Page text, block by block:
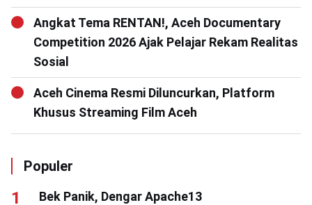
Angkat Tema RENTAN!, Aceh Documentary
Competition 2026 Ajak Pelajar Rekam Realitas
Sosial
Aceh Cinema Resmi Diluncurkan, Platform
Khusus Streaming Film Aceh
Populer
Bek Panik, Dengar Apache13